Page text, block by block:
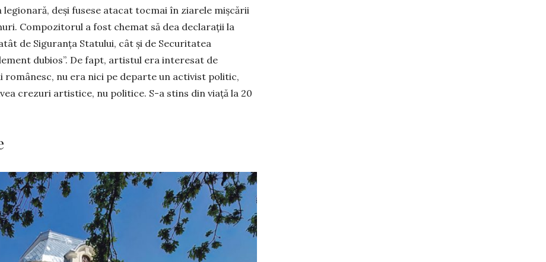
deși fusese atacat tocmai în ziarele mișcării
Compozitorul a fost chemat să dea declarații la
de Siguranța Statului, cât și de Securitatea
dubios”. De fapt, artistul era interesat de
nu era nici pe departe un activist politic,
crezuri artistice, nu politice. S-a stins din viață la 20